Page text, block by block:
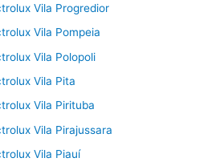
Vila Progredior
Vila Pompeia
Vila Polopoli
Vila Pita
Vila Pirituba
Vila Pirajussara
Vila Piauí